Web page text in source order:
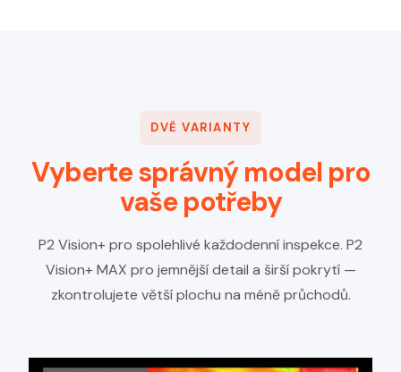
DVĚ VARIANTY
Vyberte správný model pro
vaše potřeby
P2 Vision+ pro spolehlivé každodenní inspekce. P2
Vision+ MAX pro jemnější detail a širší pokrytí —
zkontrolujete větší plochu na méně průchodů.